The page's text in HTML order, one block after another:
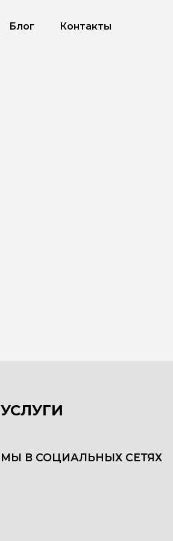
Блог Контакты
УСЛУГИ
МЫ В СОЦИАЛЬНЫХ СЕТЯХ